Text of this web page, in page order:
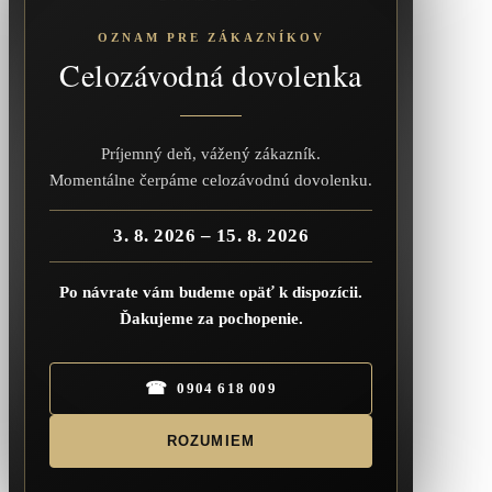
OZNAM PRE ZÁKAZNÍKOV
Celozávodná dovolenka
Príjemný deň, vážený zákazník.
Momentálne čerpáme celozávodnú dovolenku.
3. 8. 2026 – 15. 8. 2026
Po návrate vám budeme opäť k dispozícii.
Ďakujeme za pochopenie.
☎ 0904 618 009
ROZUMIEM